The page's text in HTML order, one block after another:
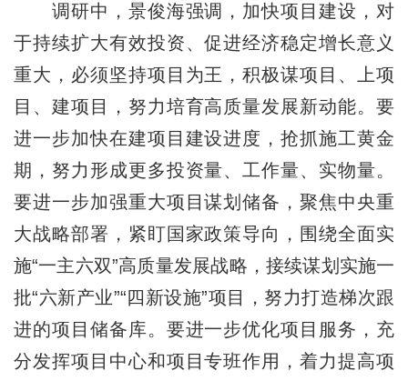
调研中，景俊海强调，加快项目建设，对
于持续扩大有效投资、促进经济稳定增长意义
重大，必须坚持项目为王，积极谋项目、上项
目、建项目，努力培育高质量发展新动能。要
进一步加快在建项目建设进度，抢抓施工黄金
期，努力形成更多投资量、工作量、实物量。
要进一步加强重大项目谋划储备，聚焦中央重
大战略部署，紧盯国家政策导向，围绕全面实
施“一主六双”高质量发展战略，接续谋划实施一
批“六新产业”“四新设施”项目，努力打造梯次跟
进的项目储备库。要进一步优化项目服务，充
分发挥项目中心和项目专班作用，着力提高项